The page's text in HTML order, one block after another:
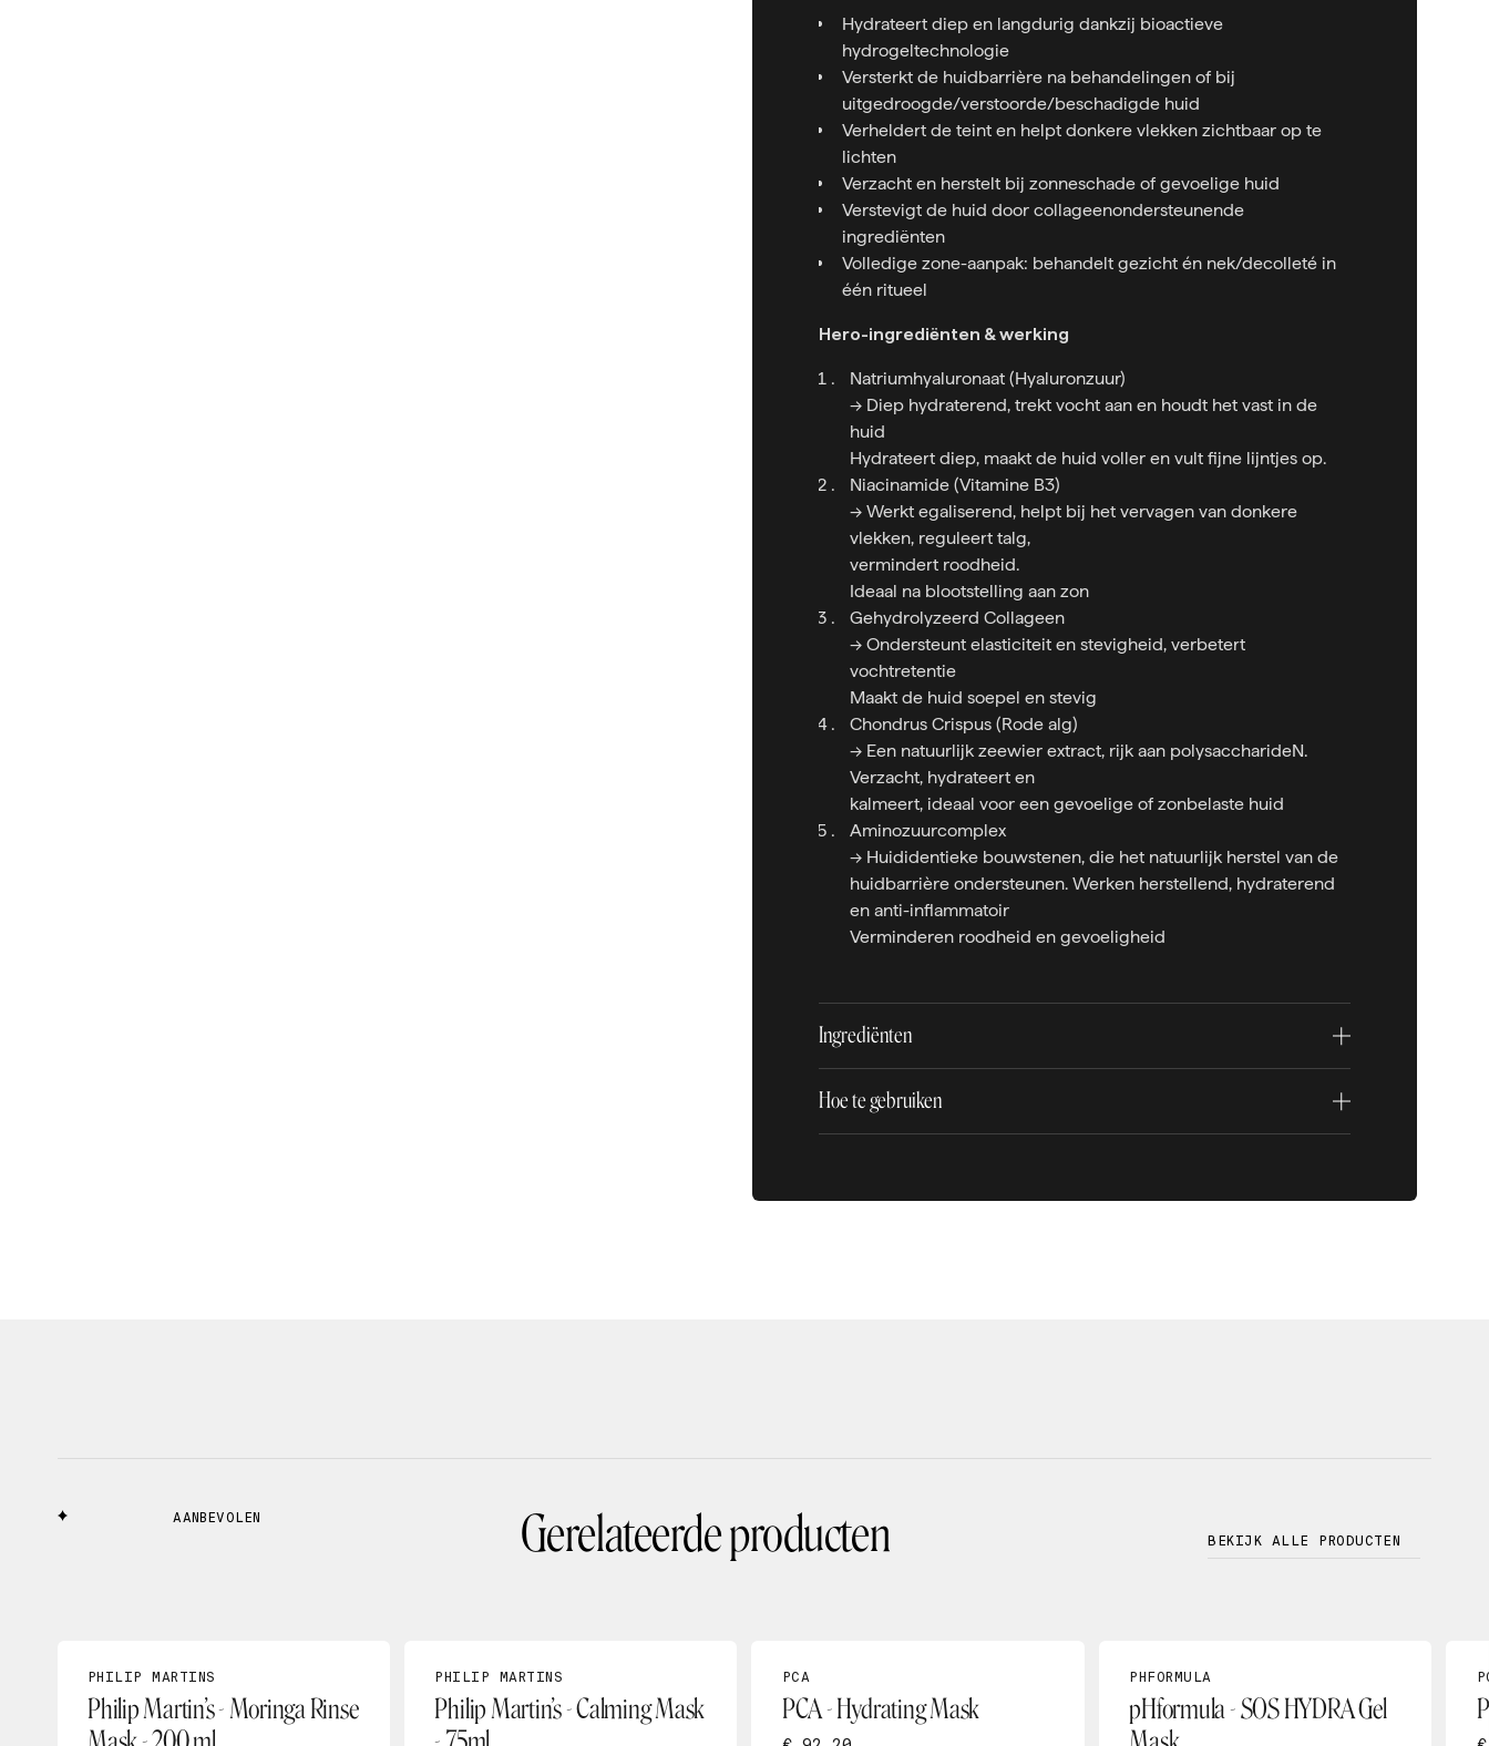
Hydrateert diep en langdurig dankzij bioactieve
hydrogeltechnologie
Versterkt de huidbarrière na behandelingen of bij
uitgedroogde/verstoorde/beschadigde huid
Verheldert de teint en helpt donkere vlekken zichtbaar op te
lichten
Verzacht en herstelt bij zonneschade of gevoelige huid
Verstevigt de huid door collageenondersteunende
ingrediënten
Volledige zone-aanpak: behandelt gezicht én nek/decolleté in
één ritueel
Hero-ingrediënten & werking
Natriumhyaluronaat (Hyaluronzuur)
→ Diep hydraterend, trekt vocht aan en houdt het vast in de
huid
Hydrateert diep, maakt de huid voller en vult fijne lijntjes op.
Niacinamide (Vitamine B3)
→ Werkt egaliserend, helpt bij het vervagen van donkere
vlekken, reguleert talg,
vermindert roodheid.
Ideaal na blootstelling aan zon
Gehydrolyzeerd Collageen
→ Ondersteunt elasticiteit en stevigheid, verbetert
vochtretentie
Maakt de huid soepel en stevig
Chondrus Crispus (Rode alg)
→ Een natuurlijk zeewier extract, rijk aan polysaccharideN.
Verzacht, hydrateert en
kalmeert, ideaal voor een gevoelige of zonbelaste huid
Aminozuurcomplex
→ Huididentieke bouwstenen, die het natuurlijk herstel van de
huidbarrière ondersteunen. Werken herstellend, hydraterend
en anti-inflammatoir
Verminderen roodheid en gevoeligheid
Ingrediënten
Hoe te gebruiken
AANBEVOLEN Gerelateerde producten BEKIJK ALLE PRODUCTEN
PHILIP MARTINS
Philip Martin’s - Moringa Rinse
PHILIP MARTINS
Philip Martin’s - Calming Mask
PCA
PCA - Hydrating Mask
PHFORMULA
pHformula - SOS HYDRA Gel